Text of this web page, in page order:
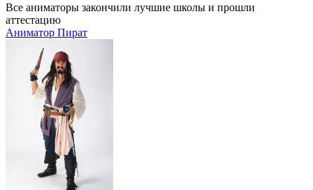
Все аниматоры закончили лучшие школы и прошли
аттестацию
Аниматор Пират